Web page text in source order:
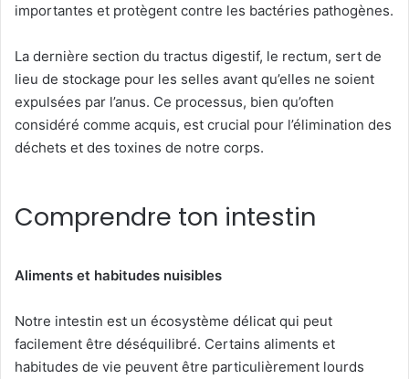
importantes et protègent contre les bactéries pathogènes.
La dernière section du tractus digestif, le rectum, sert de
lieu de stockage pour les selles avant qu’elles ne soient
expulsées par l’anus. Ce processus, bien qu’often
considéré comme acquis, est crucial pour l’élimination des
déchets et des toxines de notre corps.
Comprendre ton intestin
Aliments et habitudes nuisibles
Notre intestin est un écosystème délicat qui peut
facilement être déséquilibré. Certains aliments et
habitudes de vie peuvent être particulièrement lourds